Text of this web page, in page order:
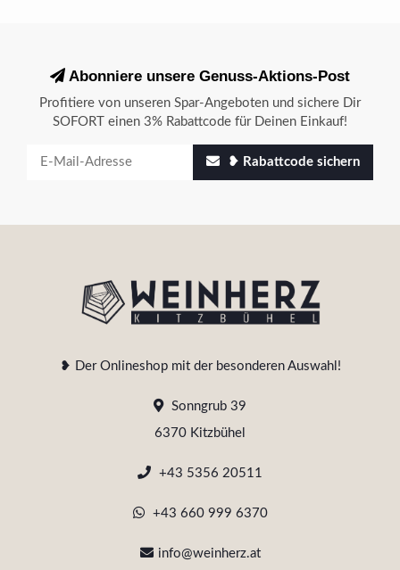
Abonniere unsere Genuss-Aktions-Post
Profitiere von unseren Spar-Angeboten und sichere Dir
SOFORT einen 3% Rabattcode für Deinen Einkauf!
❥ Rabattcode sichern
❥ Der Onlineshop mit der besonderen Auswahl!
Sonngrub 39
6370 Kitzbühel
+43 5356 20511
+43 660 999 6370
info@weinherz.at